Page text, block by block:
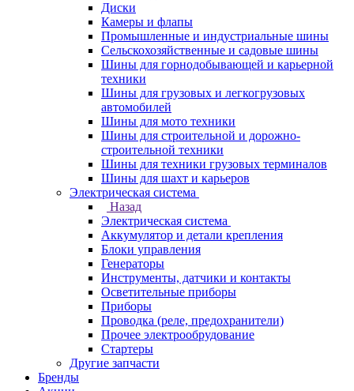
Диски
Камеры и флапы
Промышленные и индустриальные шины
Сельскохозяйственные и садовые шины
Шины для горнодобывающей и карьерной
техники
Шины для грузовых и легкогрузовых
автомобилей
Шины для мото техники
Шины для строительной и дорожно-
строительной техники
Шины для техники грузовых терминалов
Шины для шахт и карьеров
Электрическая система
Назад
Электрическая система
Аккумулятор и детали крепления
Блоки управления
Генераторы
Инструменты, датчики и контакты
Осветительные приборы
Приборы
Проводка (реле, предохранители)
Прочее электрообрудование
Стартеры
Другие запчасти
Бренды